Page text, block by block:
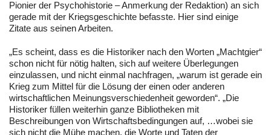
Pionier der Psychohistorie – Anmerkung der Redaktion) an sich
gerade mit der Kriegsgeschichte befasste. Hier sind einige
Zitate aus seinen Arbeiten.
„Es scheint, dass es die Historiker nach den Worten „Machtgier“
schon nicht für nötig halten, sich auf weitere Überlegungen
einzulassen, und nicht einmal nachfragen, „warum ist gerade ein
Krieg zum Mittel für die Lösung der einen oder anderen
wirtschaftlichen Meinungsverschiedenheit geworden“. „Die
Historiker füllen weiterhin ganze Bibliotheken mit
Beschreibungen von Wirtschaftsbedingungen auf, …wobei sie
sich nicht die Mühe machen, die Worte und Taten der